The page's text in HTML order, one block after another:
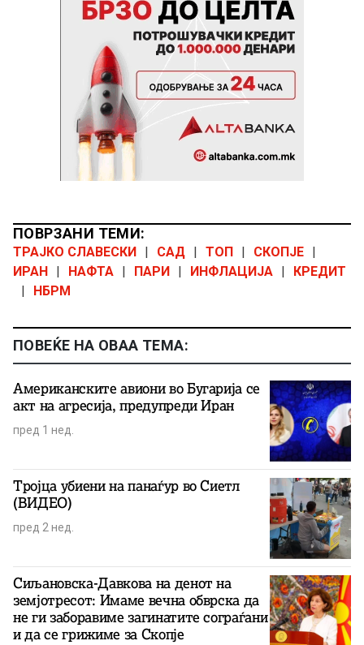
ПОВРЗАНИ ТЕМИ:
ТРАЈКО СЛАВЕСКИ | САД | ТОП | СКОПЈЕ |
ИРАН | НАФТА | ПАРИ | ИНФЛАЦИЈА |
КРЕДИТ
|
НБРМ
ПОВЕЌЕ НА ОВАА ТЕМА:
Американските авиони во Бугарија се
акт на агресија, предупреди Иран
пред 1 нед.
Тројца убиени на панаѓур во Сиетл
(ВИДЕО)
пред 2 нед.
Сиљановска-Давкова на денот на
земјотресот: Имаме вечна обврска да
не ги заборавиме загинатите сограѓани
и да се грижиме за Скопје